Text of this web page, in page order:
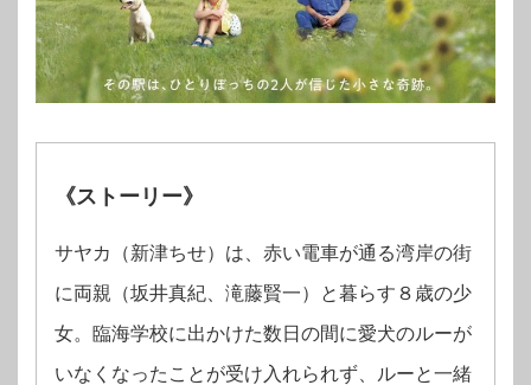
《ストーリー》
サヤカ（新津ちせ）は、赤い電車が通る湾岸の街
に両親（坂井真紀、滝藤賢一）と暮らす８歳の少
女。臨海学校に出かけた数日の間に愛犬のルーが
いなくなったことが受け入れられず、ルーと一緒